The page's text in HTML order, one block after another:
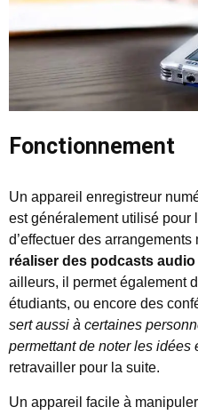
Fonctionnement
Un appareil enregistreur
est généralement utilisé pour
d’effectuer des
réaliser des podcasts audio
ailleurs, il permet également
étudiants, ou encore des
sert aussi à certaines
permettant de noter les idées
retravailler pour la suite.
Un appareil facile à